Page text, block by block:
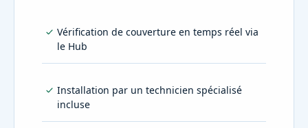
Vérification de couverture en temps réel via
le Hub
Installation par un technicien spécialisé
incluse